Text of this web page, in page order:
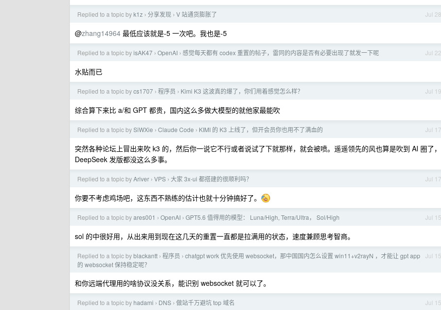
Jul 28
Replied to a topic byk1z › 分享发现 › V 站通货膨胀了
@zhang14964 最低应该就是-5 一次吧。我也是-5
Jul 22
Replied to a topic byisAK47 › OpenAI › 感觉每天都有 codex 重置的帖子，雷同的内容是否有必要出现了就发一下呢
水贴而已
Jul 19
Replied to a topic bycs1707 › 程序员 › Kimi K3 这波真的爆了，你们用着感觉怎么样？
综合算下来比 a/和 GPT 都贵，国内这么多做大模型的就他家最能吹
Jul 17
Replied to a topic bySiWXie › Claude Code › KIMI 的 K3 上线了，但开会员你也用不了满血的
突然各种论坛上冒出来吹 k3 的，然后你一说它不行或者说试了下就那样，就会被喷。遥遥领先的风也算是吹到 AI 圈了，
DeepSeek 发版都没这么多事。
Jul 17
Replied to a topic byAriver › VPS › 大家 3x-ui 都搭建的很顺利吗？
你要不考虑鸡场吧，这东西不熟练的估计也就十分钟搞好了。
Jul 15
Replied to a topic byares001 › OpenAI › GPT5.6 值得用的模型： Luna/High, Terra/Ultra， Sol/High
sol 的中很好用，从出来用到现在这几天的重置一直都是拉满用的状态，速度兼顾思考智商。
Jul 15
Replied to a topic byblackantt › 程序员 › chatgpt work 优先使用 websocket，那中国国内怎么设置 win11+v2rayN ，才能让 gpt app
的 websocket 保持稳定呢？
和你远端代理用的啥协议没关系，能识别 websocket 就可以了。
Jul 15
Replied to a topic by hadami › DNS › 做站千万避坑 top 域名